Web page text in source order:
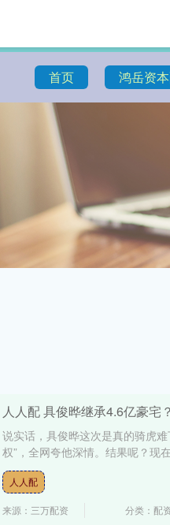
首页 鸿岳资
人人配 具俊晔继承4.6亿豪
说实话，具俊晔这次是真的骑虎
权”，全网夸他深情。结果呢？
人人配
来源：三万配资 分类：配